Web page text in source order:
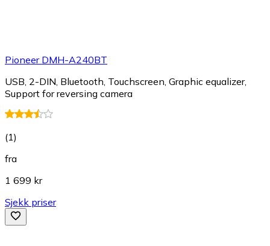
Pioneer DMH-A240BT
USB, 2-DIN, Bluetooth, Touchscreen, Graphic equalizer,
Support for reversing camera
(1)
fra
1 699 kr
Sjekk priser